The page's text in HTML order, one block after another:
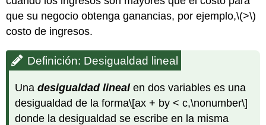
que su negocio obtenga ganancias, por ejemplo,\(>\)
costo de ingresos.
Definición: Desigualdad lineal
Unadesigualdad linealen dos variables es una
desigualdad de la forma\[ax + by < c,\nonumber\]
donde la desigualdad se escribe en la misma